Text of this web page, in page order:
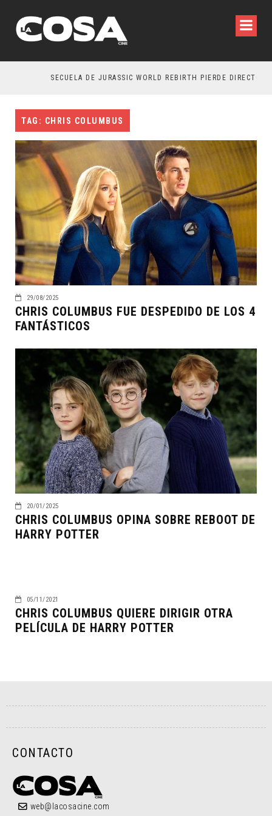
SECUELA DE JURASSIC WORLD REBIRTH PIERDE DIRECTOR
TAG: CHRIS COLUMBUS
29/08/2025
CHRIS COLUMBUS FUE DESPEDIDO DE LOS 4
FANTÁSTICOS
20/01/2025
CHRIS COLUMBUS OPINA SOBRE REBOOT DE
HARRY POTTER
05/11/2021
CHRIS COLUMBUS QUIERE DIRIGIR OTRA
PELÍCULA DE HARRY POTTER
CONTACTO
web@lacosacine.com